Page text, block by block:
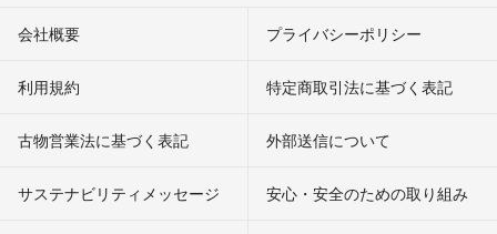
会社概要 プライバシーポリシー
利用規約 特定商取引法に基づく表記
古物営業法に基づく表記 外部送信について
サステナビリティメッセージ 安心・安全のための取り組み